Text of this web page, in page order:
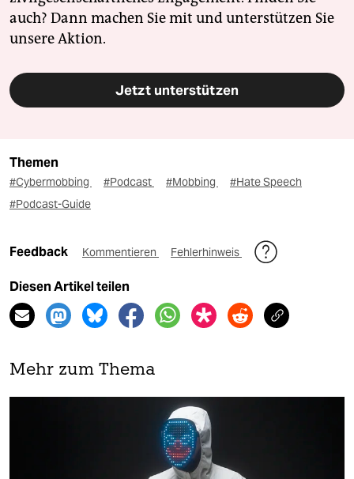
auch? Dann machen Sie mit und unterstützen Sie
unsere Aktion.
Jetzt unterstützen
Themen
#Cybermobbing #Podcast #Mobbing
#Hate Speech
#Podcast-Guide
Feedback Kommentieren Fehlerhinweis
Diesen Artikel teilen
Mehr zum Thema